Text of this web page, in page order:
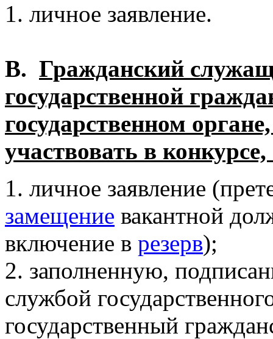
1. личное заявление.
В. Гражданский
государственной
государственном
участвовать в
1. личное заявление
замещение вакантной
включение в резерв);
2. заполненную,
службой
государственный